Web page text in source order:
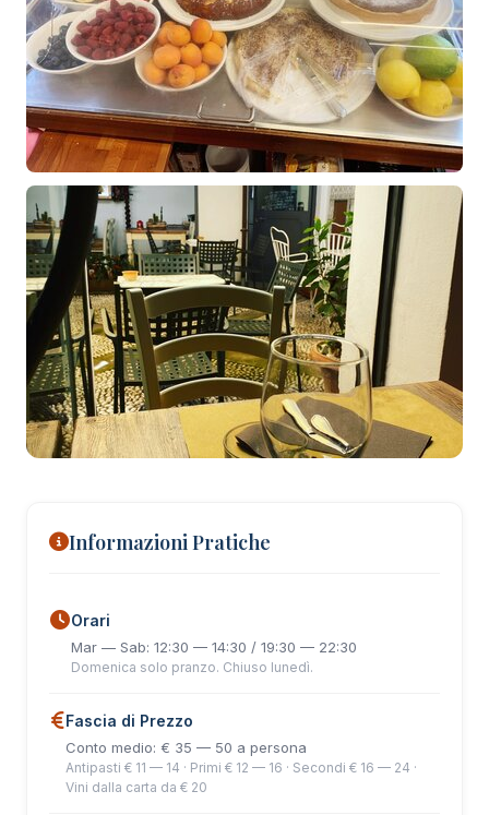
Informazioni Pratiche
Orari
Mar — Sab: 12:30 — 14:30 / 19:30 — 22:30
Domenica solo pranzo. Chiuso lunedì.
Fascia di Prezzo
Conto medio: € 35 — 50 a persona
Antipasti € 11 — 14 · Primi € 12 — 16 · Secondi € 16 — 24 ·
Vini dalla carta da € 20